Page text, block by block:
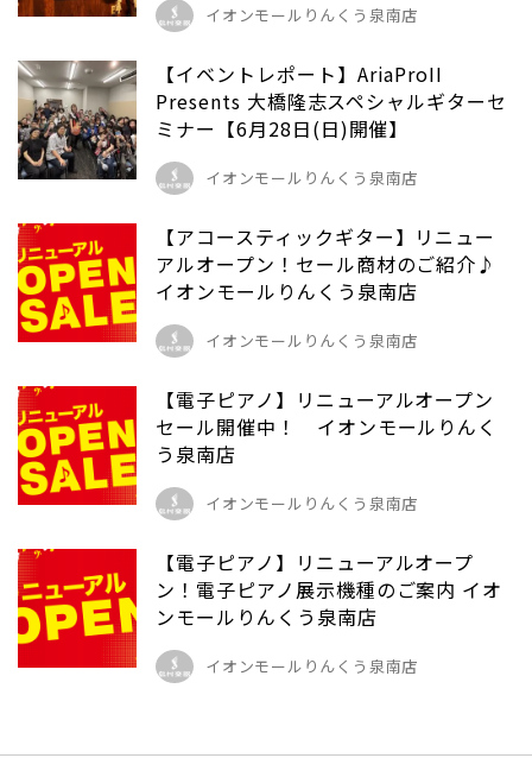
イオンモールりんくう泉南店
【イベントレポート】AriaProII
Presents 大橋隆志スペシャルギターセ
ミナー【6月28日(日)開催】
イオンモールりんくう泉南店
【アコースティックギター】リニュー
アルオープン！セール商材のご紹介♪
イオンモールりんくう泉南店
イオンモールりんくう泉南店
【電子ピアノ】リニューアルオープン
セール開催中！ イオンモールりんく
う泉南店
イオンモールりんくう泉南店
【電子ピアノ】リニューアルオープ
ン！電子ピアノ展示機種のご案内 イオ
ンモールりんくう泉南店
イオンモールりんくう泉南店